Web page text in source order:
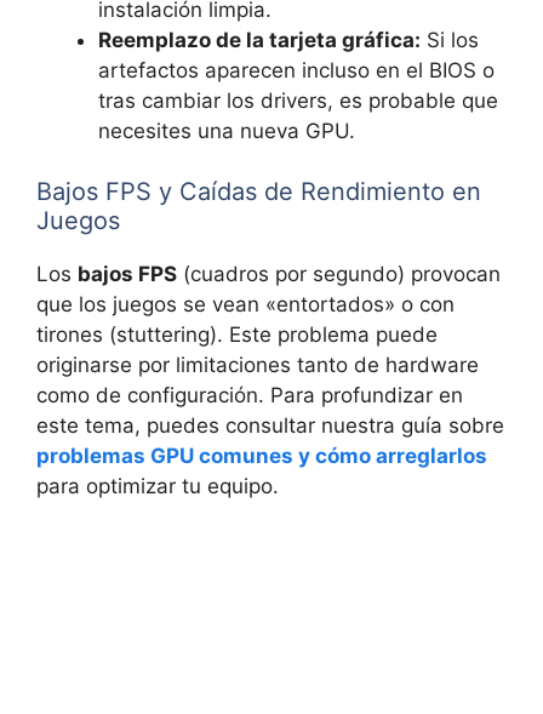
instalación limpia.
Reemplazo de la tarjeta gráfica: Si los
artefactos aparecen incluso en el BIOS o
tras cambiar los drivers, es probable que
necesites una nueva GPU.
Bajos FPS y Caídas de Rendimiento en
Juegos
Los bajos FPS (cuadros por segundo) provocan
que los juegos se vean «entortados» o con
tirones (stuttering). Este problema puede
originarse por limitaciones tanto de hardware
como de configuración. Para profundizar en
este tema, puedes consultar nuestra guía sobre
problemas GPU comunes y cómo arreglarlos
para optimizar tu equipo.